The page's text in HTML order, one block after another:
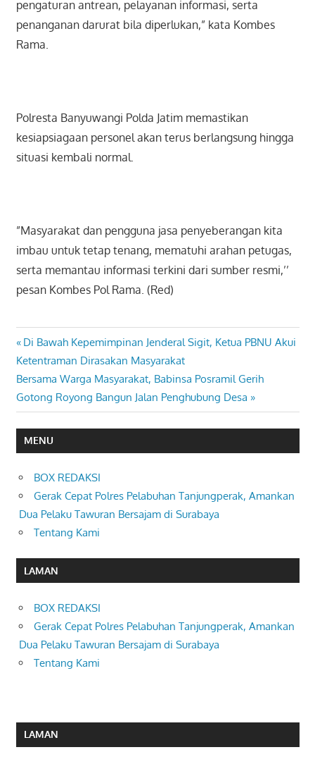
pengaturan antrean, pelayanan informasi, serta
penanganan darurat bila diperlukan,” kata Kombes
Rama.
Polresta Banyuwangi Polda Jatim memastikan
kesiapsiagaan personel akan terus berlangsung hingga
situasi kembali normal.
”Masyarakat dan pengguna jasa penyeberangan kita
imbau untuk tetap tenang, mematuhi arahan petugas,
serta memantau informasi terkini dari sumber resmi,’’
pesan Kombes Pol Rama. (Red)
Navigasi
pos
Previous
Post:
Di Bawah Kepemimpinan Jenderal Sigit, Ketua PBNU Akui
Ketentraman Dirasakan Masyarakat
Next
Post:
Bersama Warga Masyarakat, Babinsa Posramil Gerih
Gotong Royong Bangun Jalan Penghubung Desa
MENU
BOX REDAKSI
Gerak Cepat Polres Pelabuhan Tanjungperak, Amankan
Dua Pelaku Tawuran Bersajam di Surabaya
Tentang Kami
LAMAN
BOX REDAKSI
Gerak Cepat Polres Pelabuhan Tanjungperak, Amankan
Dua Pelaku Tawuran Bersajam di Surabaya
Tentang Kami
LAMAN